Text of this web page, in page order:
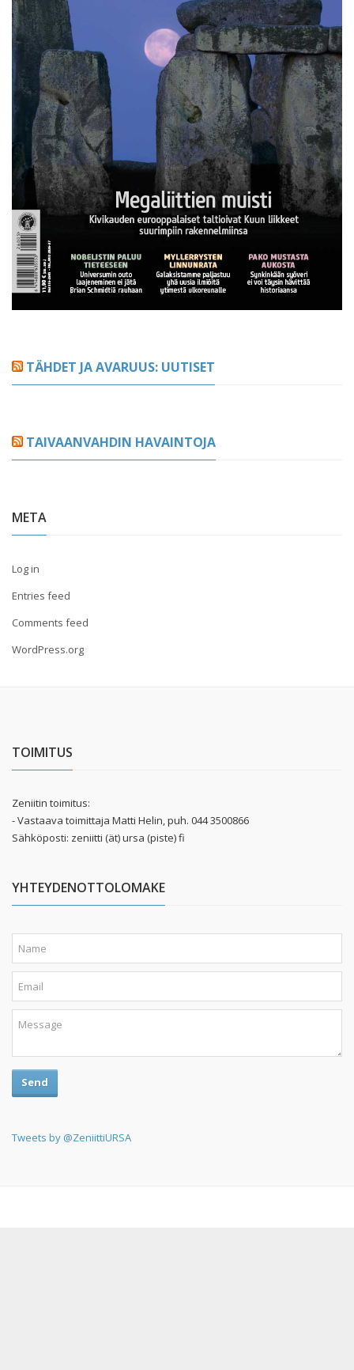
TÄHDET JA AVARUUS: UUTISET
TAIVAANVAHDIN HAVAINTOJA
META
Log in
Entries feed
Comments feed
WordPress.org
TOIMITUS
Zeniitin toimitus:
- Vastaava toimittaja Matti Helin, puh. 044 3500866
Sähköposti: zeniitti (ät) ursa (piste) fi
YHTEYDENOTTOLOMAKE
Send
Tweets by @ZeniittiURSA